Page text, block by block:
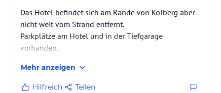
Das Hotel befindet sich am Rande von Kolberg aber
nicht weit vom Strand entfernt.
Parkplätze am Hotel und in der Tiefgarage
vorhanden.
Mehr anzeigen
Hilfreich Teilen